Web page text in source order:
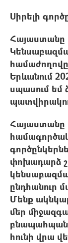
Սիրելի
Հայաստանը
Երևանում
սպասում եմ
Հայաստանը
փոխադարձ
ընդհանուր
Մենք
մեր
հունի վրա